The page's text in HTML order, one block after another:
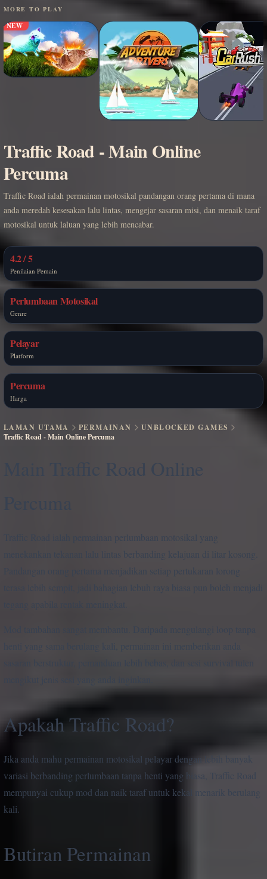
MORE TO PLAY
NEW
Traffic Road - Main Online
Percuma
Traffic Road ialah permainan motosikal pandangan orang pertama di mana
anda meredah kesesakan lalu lintas, mengejar sasaran misi, dan menaik taraf
motosikal untuk laluan yang lebih mencabar.
4.2 / 5
Penilaian Pemain
Perlumbaan Motosikal
Genre
Pelayar
Platform
Percuma
Harga
LAMAN UTAMA PERMAINAN
UNBLOCKED GAMES
Traffic Road - Main Online Percuma
Main Traffic Road Online
Traffic Road ialah permainan perlumbaan motosikal yang
menekankan tekanan lalu lintas berbanding kelajuan di litar kosong.
Pandangan orang pertama menjadikan setiap pertukaran lorong
Apakah Traffic Road?
Jika anda mahu permainan motosikal pelayar dengan lebih banyak
variasi berbanding perlumbaan tanpa henti yang biasa, Traffic Road
mempunyai cukup mod dan naik taraf untuk kekal menarik berulang
kali.
Butiran Permainan